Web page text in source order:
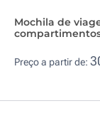
Mochila de
Preço a partir de: